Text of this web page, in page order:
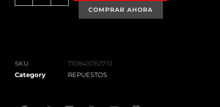
SKU
710845762710
Category
REPUESTOS